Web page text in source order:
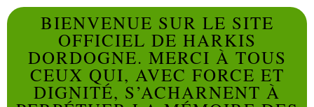
BIENVENUE SUR LE SITE
OFFICIEL DE HARKIS
DORDOGNE. MERCI À TOUS
CEUX QUI, AVEC FORCE ET
DIGNITÉ, S’ACHARNENT À